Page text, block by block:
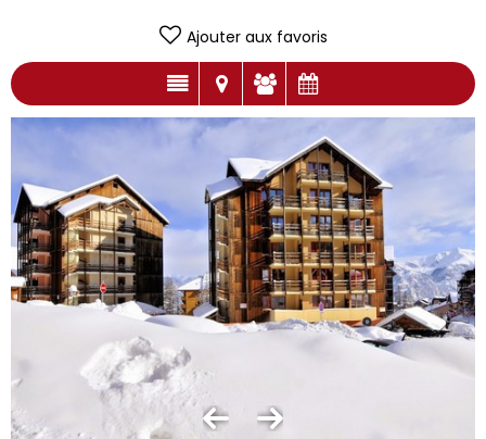
Ajouter aux favoris